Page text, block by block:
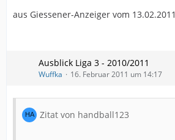
aus Giessener-Anzeiger vom 13.02.2011
Ausblick Liga 3 - 2010/2011
Wuffka 16. Februar 2011 um 14:17
Zitat von handball123